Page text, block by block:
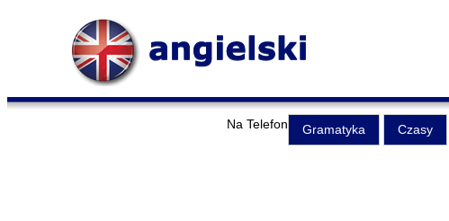
Na Telefon Gramatyka Czasy